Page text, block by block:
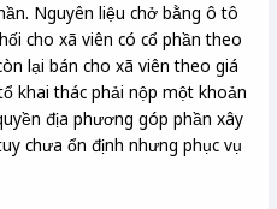
Nguyên liệu chở bằng ô tô
cho xã viên có cổ phần theo
lại bán cho xã viên theo giá
khai thác phải nộp một khoản
địa phương góp phần xây
chưa ổn định nhưng phục vụ